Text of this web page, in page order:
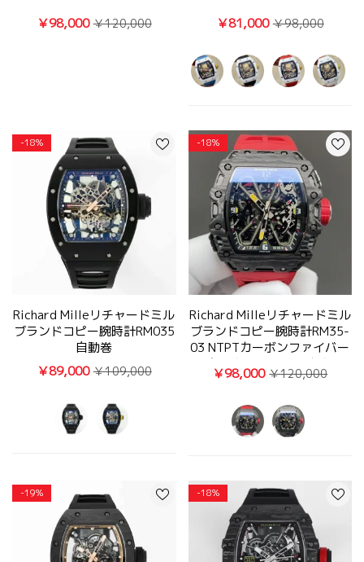
￥98,000 ￥120,000
￥81,000 ￥98,000
-18%
Richard Milleリチャードミル
ブランドコピー腕時計RM035
自動巻
￥89,000 ￥109,000
-18%
Richard Milleリチャードミル
ブランドコピー腕時計RM35-
03 NTPTカーボンファイバー
軽量化設計写真は実物
￥98,000 ￥120,000
-19% -18%